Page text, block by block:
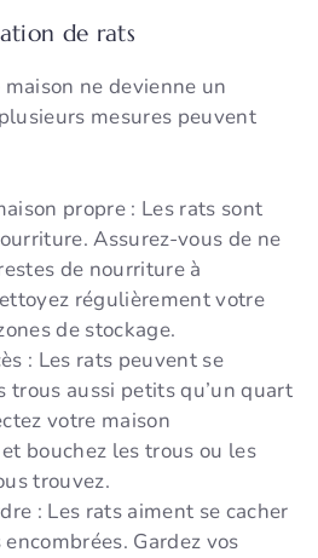
de rats
ne devienne un
mesures peuvent
propre : Les rats sont
Assurez-vous de ne
de nourriture à
régulièrement votre
de stockage.
: Les rats peuvent se
trous aussi petits qu’un quart
votre maison
bouchez les trous ou les
trouvez.
: Les rats aiment se cacher
Gardez vos